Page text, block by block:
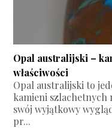
Opal australijski –
właściwości
Opal australijski to
kamieni szlachetnych
swój wyjątkowy
pr...